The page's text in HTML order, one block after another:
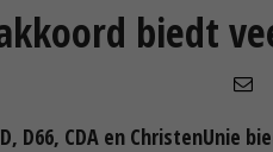
biedt
D66, CDA en ChristenUnie